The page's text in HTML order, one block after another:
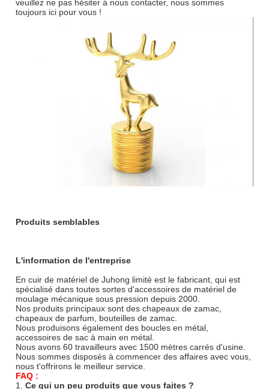
veuillez ne pas hésiter à nous contacter, nous sommes
toujours ici pour vous !
Produits semblables
L'information de l'entreprise
En cuir de matériel de Juhong limité est le fabricant, qui est
spécialisé dans toutes sortes d'accessoires de matériel de
moulage mécanique sous pression depuis 2000.
Nos produits principaux sont des chapeaux de zamac,
chapeaux de parfum, bouteilles de zamac.
Nous produisons également des boucles en métal,
accessoires de sac à main en métal.
Nous avons 60 travailleurs avec 1500 mètres carrés d'usine.
Nous sommes disposés à commencer des affaires avec vous,
nous t'offrirons le meilleur service.
FAQ :
1. Ce qui un peu produits que vous faites ?